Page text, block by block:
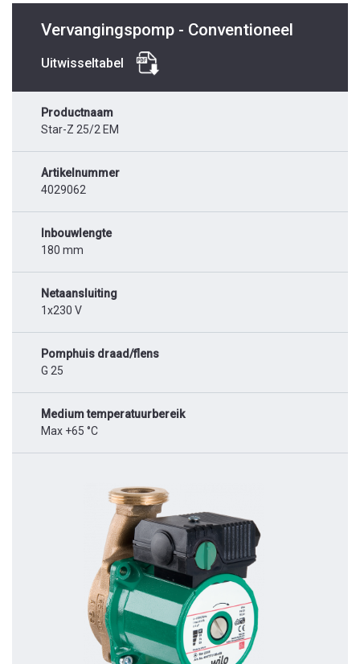
Vervangingspomp - Conventioneel
Uitwisseltabel
Productnaam
Star-Z 25/2 EM
Artikelnummer
4029062
Inbouwlengte
180 mm
Netaansluiting
1x230 V
Pomphuis draad/flens
G 25
Medium temperatuurbereik
Max +65 °C